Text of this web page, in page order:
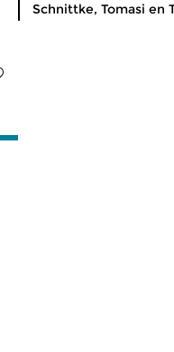
Schnittke, Tomasi en